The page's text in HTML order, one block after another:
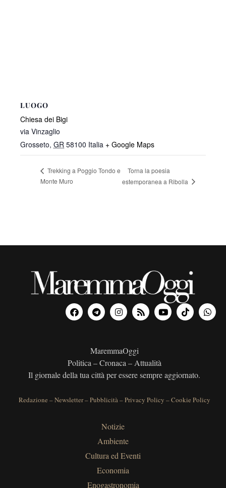
LUOGO
Chiesa dei Bigi
via Vinzaglio
Grosseto, GR 58100 Italia + Google Maps
Trekking a Poggio Tondo e
Monte Muro
Torna la poesia
estemporanea a Ribolla
MaremmaOggi
Politica – Cronaca – Attualità
Il giornale della tua città per essere sempre aggiornato.
Redazione –Newsletter–Pubblicità–Privacy Policy –Cookie Policy
Notizie
Ambiente
Cultura ed Eventi
Economia
Enogastronomia